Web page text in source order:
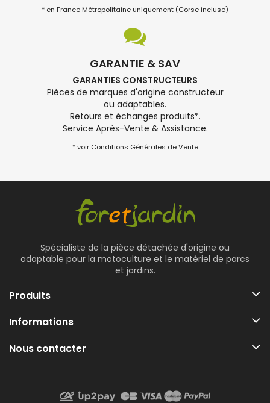
* en France Métropolitaine uniquement (Corse incluse)
GARANTIE & SAV
GARANTIES CONSTRUCTEURS
Pièces de marques d'origine constructeur
ou adaptables.
Retours et échanges produits*.
Service Après-Vente & Assistance.
* voir Conditions Générales de Vente
Spécialiste de la pièce détachée d'origine ou
adaptable pour la motoculture et le matériel de parcs
et jardins.
Produits
Informations
Nous contacter